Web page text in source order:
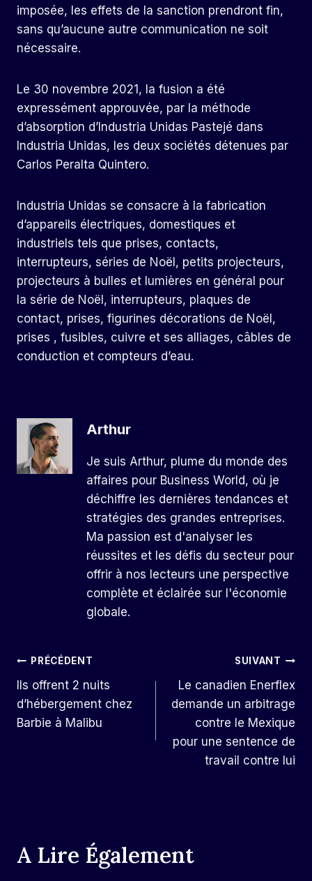
imposée, les effets de la sanction prendront fin,
sans qu’aucune autre communication ne soit
nécessaire.
Le 30 novembre 2021, la fusion a été
expressément approuvée, par la méthode
d’absorption d’Industria Unidas Pastejé dans
Industria Unidas, les deux sociétés détenues par
Carlos Peralta Quintero.
Industria Unidas se consacre à la fabrication
d’appareils électriques, domestiques et
industriels tels que prises, contacts,
interrupteurs, séries de Noël, petits projecteurs,
projecteurs à bulles et lumières en général pour
la série de Noël, interrupteurs, plaques de
contact, prises, figurines décorations de Noël,
prises , fusibles, cuivre et ses alliages, câbles de
conduction et compteurs d’eau.
Arthur
Je suis Arthur, plume du monde des
affaires pour Business World, où je
déchiffre les dernières tendances et
stratégies des grandes entreprises.
Ma passion est d'analyser les
réussites et les défis du secteur pour
offrir à nos lecteurs une perspective
complète et éclairée sur l'économie
globale.
Navigation
De
L’article
PRÉCÉDENT
Ils offrent 2 nuits
d’hébergement chez
Barbie à Malibu
SUIVANT
Le canadien Enerflex
demande un arbitrage
contre le Mexique
pour une sentence de
travail contre lui
A Lire Également